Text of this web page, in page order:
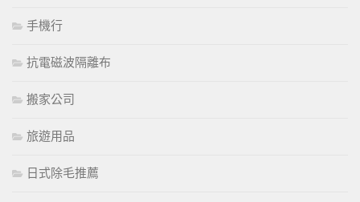
手機行
抗電磁波隔離布
搬家公司
旅遊用品
日式除毛推薦